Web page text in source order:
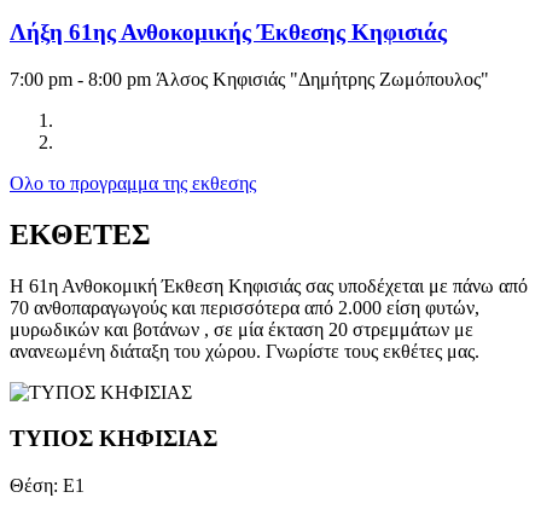
Λήξη 61ης Ανθοκομικής Έκθεσης Κηφισιάς
7:00 pm - 8:00 pm Άλσος Κηφισιάς "Δημήτρης Ζωμόπουλος"
Ολο το προγραμμα της εκθεσης
ΕΚΘΕΤΕΣ
Η 61η Ανθοκομική Έκθεση Κηφισιάς σας υποδέχεται με πάνω από
70 ανθοπαραγωγούς και περισσότερα από 2.000 είση φυτών,
μυρωδικών και βοτάνων , σε μία έκταση 20 στρεμμάτων με
ανανεωμένη διάταξη του χώρου. Γνωρίστε τους εκθέτες μας.
TYΠΟΣ ΚΗΦΙΣΙΑΣ
Θέση: Ε1